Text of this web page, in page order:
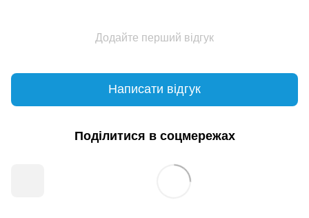
Додайте перший відгук
Написати відгук
Поділитися в соцмережах